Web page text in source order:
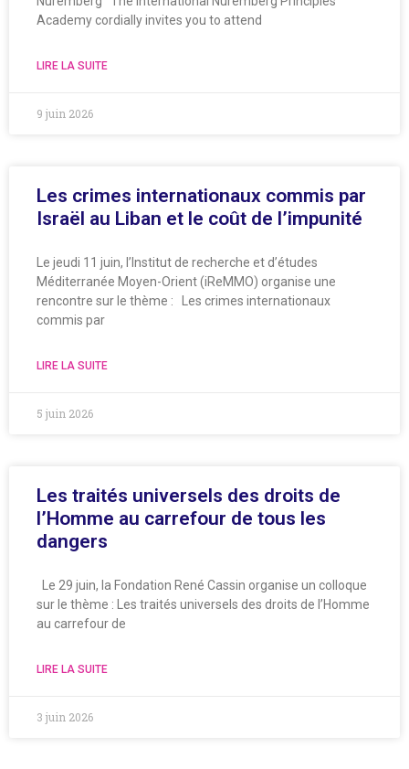
Academy cordially invites you to attend
LIRE LA SUITE
9 juin 2026
Les crimes internationaux commis par
Israël au Liban et le coût de l’impunité
Le jeudi 11 juin, l’Institut de recherche et d’études
Méditerranée Moyen-Orient (iReMMO) organise une
rencontre sur le thème : Les crimes internationaux
commis par
LIRE LA SUITE
5 juin 2026
Les traités universels des droits de
l’Homme au carrefour de tous les
dangers
Le 29 juin, la Fondation René Cassin organise un colloque
sur le thème : Les traités universels des droits de l’Homme
au carrefour de
LIRE LA SUITE
3 juin 2026